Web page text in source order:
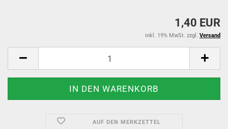
1,40 EUR
inkl. 19% MwSt. zzgl. Versand
AUF DEN MERKZETTEL